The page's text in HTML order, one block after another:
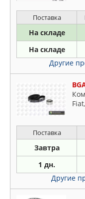
Поставка
На складе
На складе
Другие
Поставка
Завтра
1 дн.
Другие